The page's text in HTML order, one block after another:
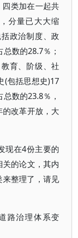
类加在一起共
分量已大大缩
政治制度、政
数的28.7％；
育、阶级、社
(包括思想史)17
数的23.8％，
改革开放，大
现在4份主要的
的论文，其内
整理了，请见
路治理体系变